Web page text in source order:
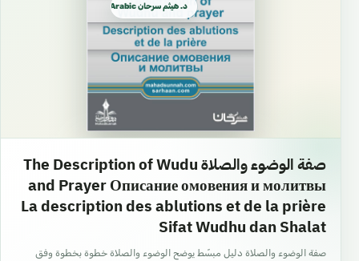
د. هيثم سرحان Arabic العربية
صفة الوضوء والصلاة The Description of Wudu
and Prayer Описание омовения и молитвы
La description des ablutions et de la prière
Sifat Wudhu dan Shalat
صفة الوضوء والصلاة دليل مبسّط يوضح الوضوء والصلاة خطوة بخطوة وفق